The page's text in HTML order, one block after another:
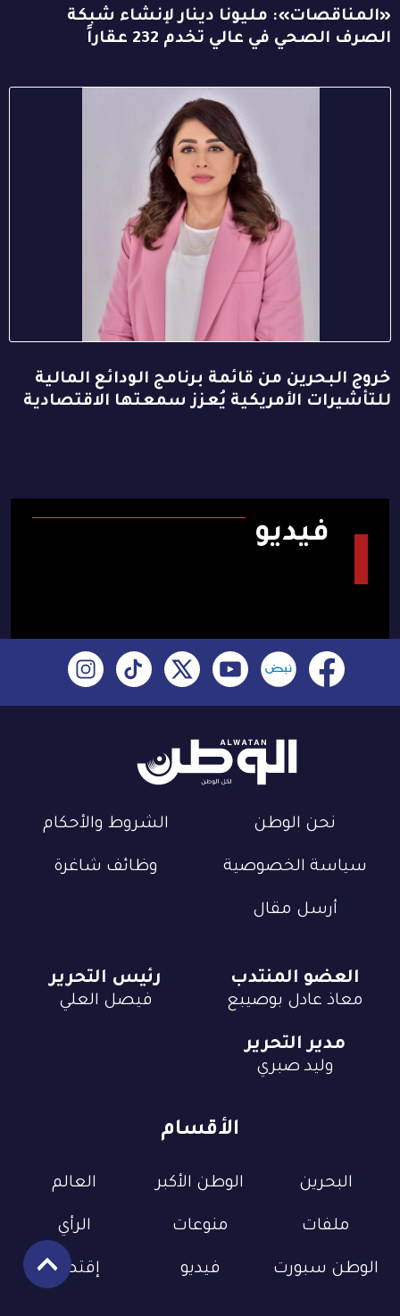
«المناقصات»: مليونا دينار لإنشاء شبكة
الصرف الصحي في عالي تخدم 232 عقاراً
خروج البحرين من قائمة برنامج الودائع المالية
للتأشيرات الأمريكية يُعزز سمعتها الاقتصادية
فيديو
نحن الوطن الشروط والأحكام
سياسة الخصوصية وظائف شاغرة
أرسل مقال
الأقسام
البحرين الوطن الأكبر العالم
ملفات منوعات الرأي
الوطن سبورت فيديو إقتصاد
العضو المنتدب
معاذ عادل بوصيبع
رئيس التحرير
فيصل العلي
مدير التحرير
وليد صبري